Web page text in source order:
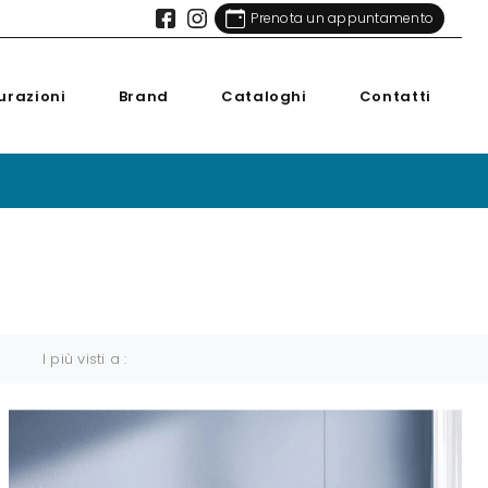
Prenota un appuntamento
Brand Cataloghi Contatti
I più visti a :